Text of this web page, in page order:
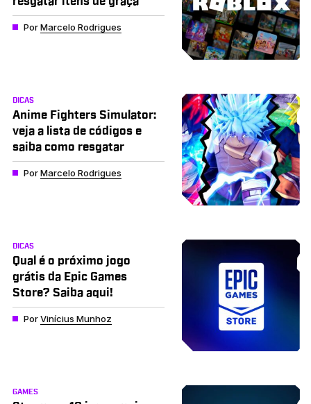
PorMarcelo Rodrigues
DICAS
Anime Fighters Simulator:
veja a lista de códigos e
saiba como resgatar
PorMarcelo Rodrigues
DICAS
Qual é o próximo jogo
grátis da Epic Games
Store? Saiba aqui!
PorVinícius Munhoz
GAMES